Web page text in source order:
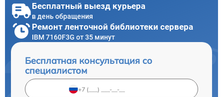
Бесплатный выезд курьера
в день обращения
Ремонт ленточной библиотеки сервера
IBM 7160F3G от 35 минут
Бесплатная консультация со
специалистом